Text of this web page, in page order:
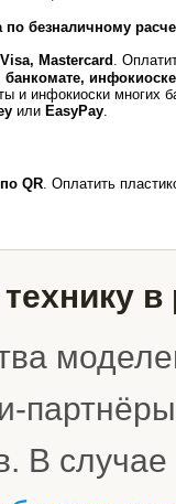
безналичному
Mastercard.
инфокиоске
и инфокиоски многих
или EasyPay.
QR. Оплатить
в
В